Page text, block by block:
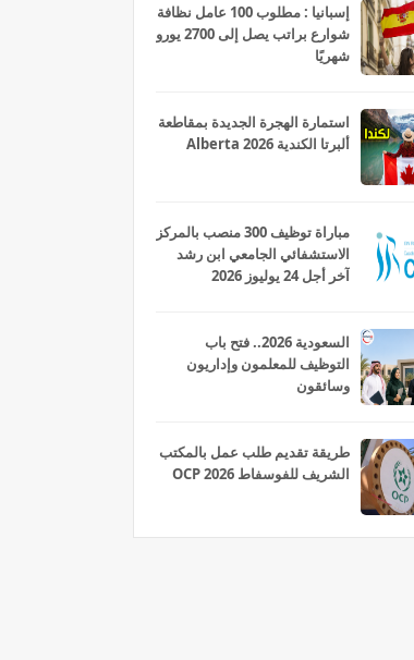
إسبانيا : مطلوب 100 عامل نظافة
شوارع براتب يصل إلى 2700 يورو
شهريًا
استمارة الهجرة الجديدة بمقاطعة
ألبرتا الكندية Alberta 2026
مباراة توظيف 300 منصب بالمركز
الاستشفائي الجامعي ابن رشد
آخر أجل 24 يوليوز 2026
السعودية 2026.. فتح باب
التوظيف للمعلمون وإداريون
وسائقون
طريقة تقديم طلب عمل بالمكتب
الشريف للفوسفاط OCP 2026